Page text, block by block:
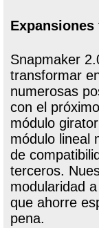
Snapmaker
transformar
numerosas
con el
módulo
módulo lineal
de
terceros.
modularidad
que ahorre
pena.